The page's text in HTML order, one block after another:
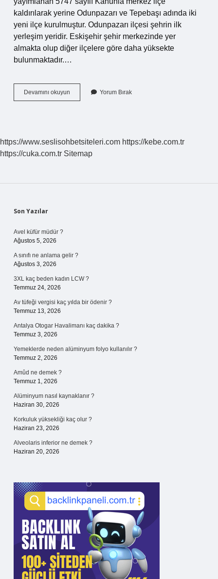
kaldırılarak yerine Odunpazarı ve Tepebaşı adında iki
yeni ilçe kurulmuştur. Odunpazarı ilçesi şehrin ilk
yerleşim yeridir. Eskişehir şehir merkezinde yer
almakta olup diğer ilçelere göre daha yüksekte
bulunmaktadır.…
Devamını okuyun Eskişehir
Odunpazarı
Yorum Bırak
https://www.seslisohbetsiteleri.com https://kebe.com.tr
https://cuka.com.tr Sitemap
Sidebar
Son Yazılar
Avel küfür müdür ?
Ağustos 5, 2026
A sınıfı ne anlama gelir ?
Ağustos 3, 2026
3XL kaç beden kadın LCW ?
Temmuz 24, 2026
Av tüfeği vergisi kaç yılda bir ödenir ?
Temmuz 13, 2026
Antalya Otogar Havalimanı kaç dakika ?
Temmuz 3, 2026
Yemeklerde neden alüminyum folyo kullanılır ?
Temmuz 2, 2026
Amûd ne demek ?
Temmuz 1, 2026
Alüminyum nasıl kaynaklanır ?
Haziran 30, 2026
Korkuluk yüksekliği kaç olur ?
Haziran 23, 2026
Alveolaris inferior ne demek ?
Haziran 20, 2026